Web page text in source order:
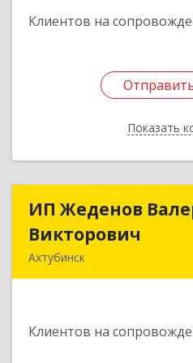
Клиентов на
Показать
ИП Жеденов
Викторович
Ахтубинск
Клиентов на
ИП